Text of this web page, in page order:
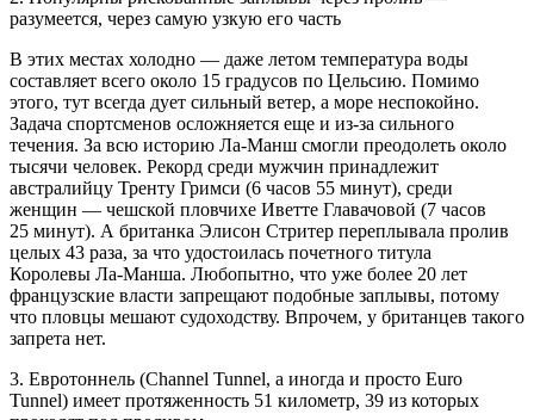
разумеется, через самую узкую его часть
В этих местах холодно — даже летом температура воды
составляет всего около 15 градусов по Цельсию. Помимо
этого, тут всегда дует сильный ветер, а море неспокойно.
Задача спортсменов осложняется еще и из-за сильного
течения. За всю историю Ла-Манш смогли преодолеть около
тысячи человек. Рекорд среди мужчин принадлежит
австралийцу Тренту Гримси (6 часов 55 минут), среди
женщин — чешской пловчихе Иветте Главачовой (7 часов
25 минут). А британка Элисон Стритер переплывала пролив
целых 43 раза, за что удостоилась почетного титула
Королевы Ла-Манша. Любопытно, что уже более 20 лет
французские власти запрещают подобные заплывы, потому
что пловцы мешают судоходству. Впрочем, у британцев такого
запрета нет.
3. Евротоннель (Channel Tunnel, а иногда и просто Euro
Tunnel) имеет протяженность 51 километр, 39 из которых